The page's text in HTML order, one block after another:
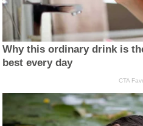
Why this ordinary drink is
best every day
CTA